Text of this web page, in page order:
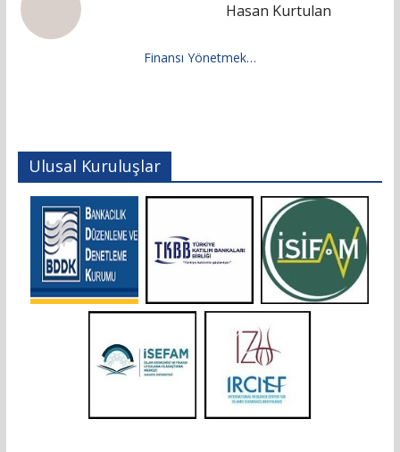
Hasan Kurtulan
Finansı Yönetmek…
Ulusal Kuruluşlar